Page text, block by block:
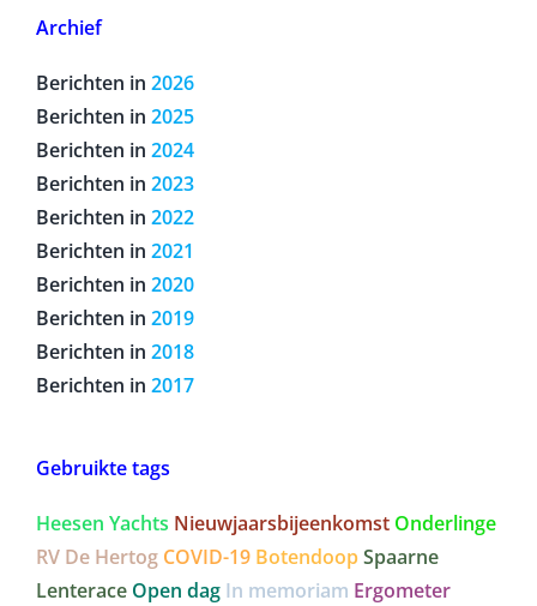
Archief
Berichten in 2026
Berichten in 2025
Berichten in 2024
Berichten in 2023
Berichten in 2022
Berichten in 2021
Berichten in 2020
Berichten in 2019
Berichten in 2018
Berichten in 2017
Gebruikte tags
Heesen Yachts Nieuwjaarsbijeenkomst Onderlinge
RV De Hertog COVID-19 BotendoopSpaarne
Lenterace Open dag In memoriam Ergometer